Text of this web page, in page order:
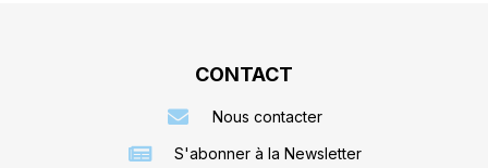
CONTACT
Nous contacter
S'abonner à la Newsletter